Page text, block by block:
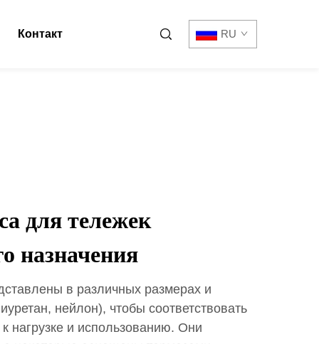
Контакт RU
для тележек
назначения
в различных размерах и
нейлон), чтобы соответствовать
нагрузке и использованию. Они